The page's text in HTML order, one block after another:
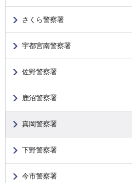
さくら警察署
宇都宮南警察署
佐野警察署
鹿沼警察署
真岡警察署
下野警察署
今市警察署